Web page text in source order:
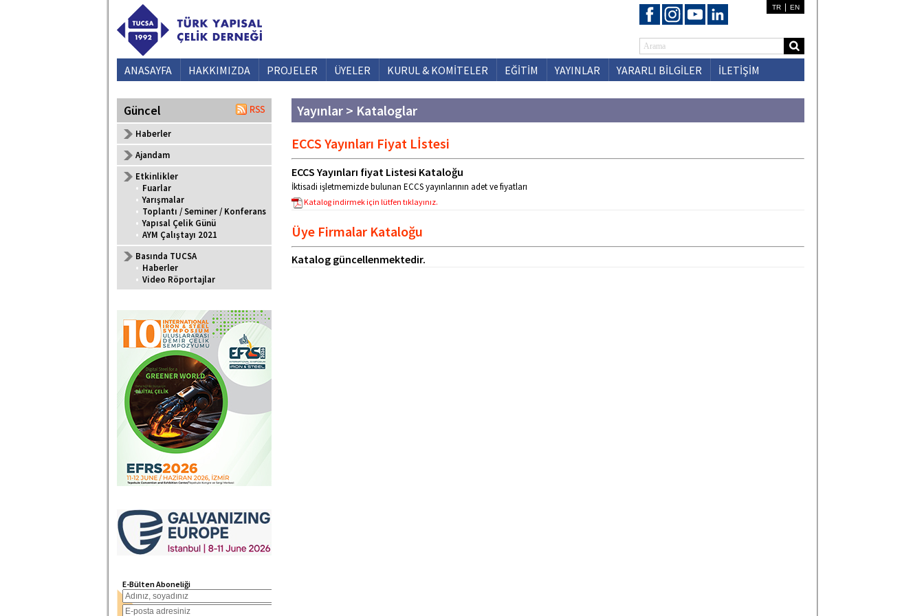
TR EN
ANASAYFA HAKKIMIZDA PROJELER ÜYELER KURUL & KOMİTELER EĞİTİM YAYINLAR YARARLI BİLGİLER İLETİŞİM
Güncel
Haberler
Ajandam
Etkinlikler
• Fuarlar
• Yarışmalar
• Toplantı / Seminer / Konferans
• Yapısal Çelik Günü
• AYM Çalıştayı 2021
Basında TUCSA
• Haberler
• Video Röportajlar
E-Bülten Aboneliği
Yayınlar > Kataloglar
ECCS Yayınları Fiyat Lİstesi
ECCS Yayınları fiyat Listesi Kataloğu
İktisadi işletmemizde bulunan ECCS yayınlarının adet ve fiyatları
Katalog indirmek için lütfen tıklayınız.
Üye Firmalar Kataloğu
Katalog güncellenmektedir.